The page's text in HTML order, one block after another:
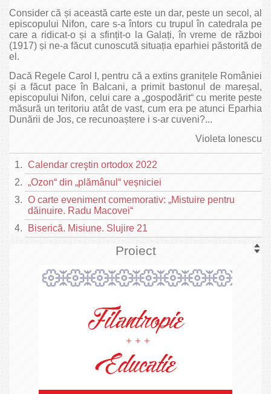
Consider că și această carte este un dar, peste un secol, al
episcopului Nifon, care s‑a întors cu trupul în catedrala pe
care a ridicat‑o și a sfințit‑o la Galați, în vreme de război
(1917) și ne‑a făcut cunoscută situația eparhiei păstorită de
el.
Dacă Regele Carol I, pentru că a extins granițele României
și a făcut pace în Balcani, a primit bastonul de mareșal,
episcopului Nifon, celui care a „gospodărit“ cu merite peste
măsură un teritoriu atât de vast, cum era pe atunci Eparhia
Dunării de Jos, ce recunoaștere i s‑ar cuveni?...
Violeta Ionescu
Calendar creştin ortodox 2022
„Ozon“ din „plămânul“ veșniciei
O carte eveniment comemorativ: „Mistuire pentru
dăinuire. Radu Macovei“
Biserică. Misiune. Slujire 21
Proiect